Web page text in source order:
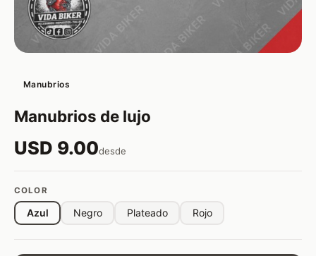
Manubrios
Manubrios de lujo
USD 9.00desde
COLOR
Azul Negro Plateado Rojo